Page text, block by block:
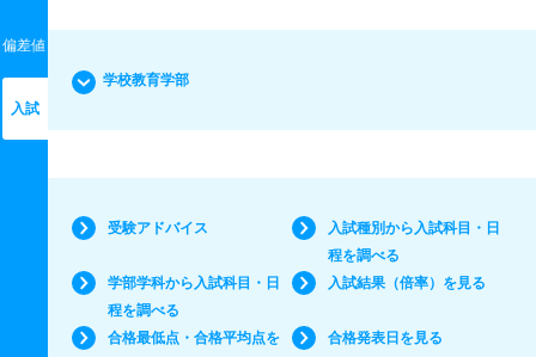
偏差値
入試
学校教育学部
受験アドバイス
入試種別から入試科目・日
程を調べる
学部学科から入試科目・日
程を調べる
入試結果（倍率）を見る
合格最低点・合格平均点を
合格発表日を見る